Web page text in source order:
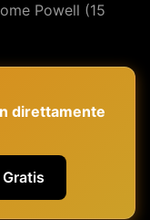
Powell (15
direttamente